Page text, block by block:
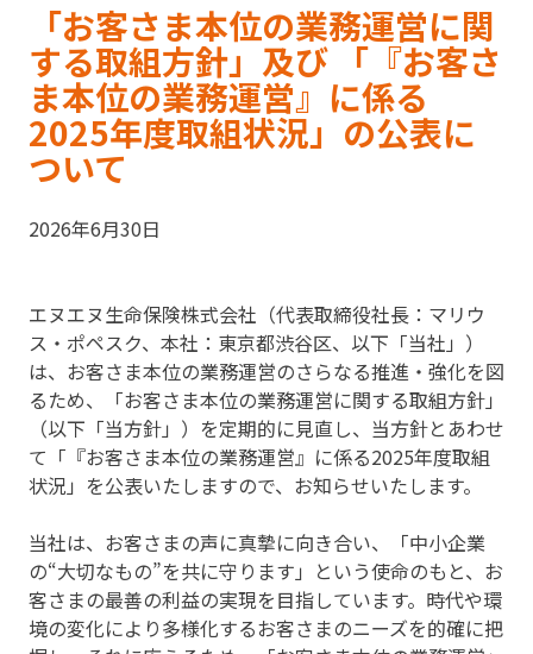
「お客さま本位の業務運営に関
する取組方針」及び 「『お客さ
ま本位の業務運営』に係る
2025年度取組状況」の公表に
ついて
2026年6月30日
エヌエヌ生命保険株式会社（代表取締役社長：マリウ
ス・ポペスク、本社：東京都渋谷区、以下「当社」）
は、お客さま本位の業務運営のさらなる推進・強化を図
るため、「お客さま本位の業務運営に関する取組方針」
（以下「当方針」）を定期的に見直し、当方針とあわせ
て「『お客さま本位の業務運営』に係る2025年度取組
状況」を公表いたしますので、お知らせいたします。
当社は、お客さまの声に真摯に向き合い、「中小企業
の“大切なもの”を共に守ります」という使命のもと、お
客さまの最善の利益の実現を目指しています。時代や環
境の変化により多様化するお客さまのニーズを的確に把